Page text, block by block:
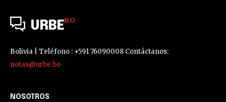
URBEBO
Bolivia | Teléfono : +591 76090008 Contáctanos:
notas@urbe.bo
NOSOTROS